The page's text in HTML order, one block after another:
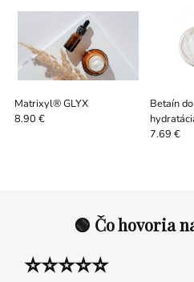
Matrixyl® GLYX
8.90 €
Betaín
ochrana
7.69 €
🟢 Čo hovoria
⭐⭐⭐⭐⭐